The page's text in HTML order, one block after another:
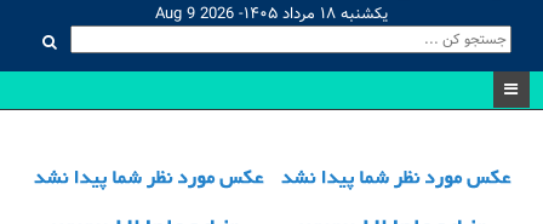
یکشنبه ۱۸ مرداد ۱۴۰۵- Aug 9 2026